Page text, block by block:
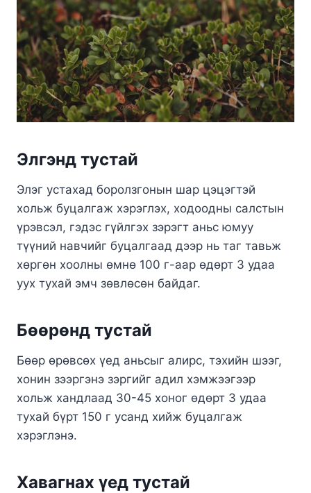
Элгэнд тустай
Элэг устахад боролзгонын шар цэцэгтэй
хольж буцалгаж хэрэглэх, ходоодны салстын
үрэвсэл, гэдэс гүйлгэх зэрэгт аньс юмуу
түүний навчийг буцалгаад дээр нь таг тавьж
хөргөн хоолны өмнө 100 г-аар өдөрт 3 удаа
уух тухай эмч зөвлөсөн байдаг.
Бөөрөнд тустай
Бөөр өрөвсөх үед аньсыг алирс, тэхийн шээг,
хонин зээргэнэ зэргийг адил хэмжээгээр
хольж хандлаад 30-45 хоног өдөрт 3 удаа
тухай бүрт 150 г усанд хийж буцалгаж
хэрэглэнэ.
Хавагнах үед тустай